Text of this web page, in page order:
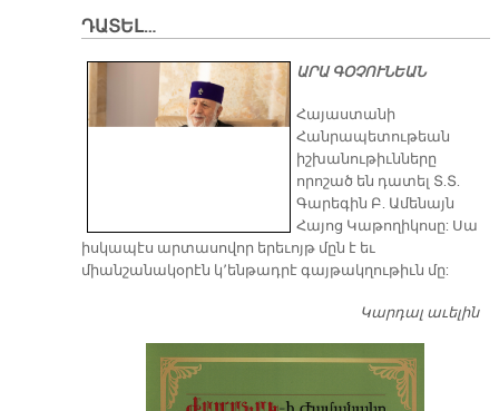
ԴԱՏԵԼ…
ԱՐԱ ԳՕՉՈՒՆԵԱՆ
​Հայաստանի
Հանրապետութեան
իշխանութիւնները
որոշած են դատել Տ.Տ.
Գարեգին Բ. Ամենայն
Հայոց Կաթողիկոսը: Սա
իսկապէս արտասովոր երեւոյթ մըն է եւ
միանշանակօրէն կ՚ենթադրէ գայթակղութիւն մը:
Կարդալ աւելին